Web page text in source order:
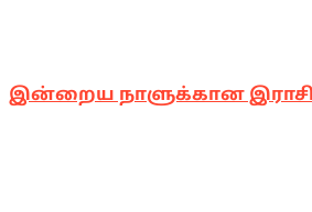
இன்றைய நாளுக்கான